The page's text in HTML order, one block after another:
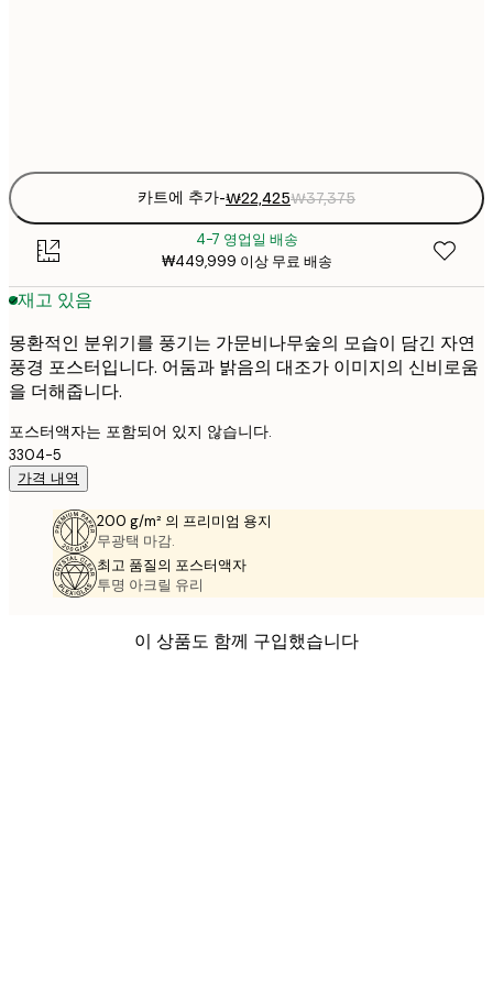
카트에 추가-₩22,425₩37,375
4-7 영업일 배송
₩449,999 이상 무료 배송
재고 있음
몽환적인 분위기를 풍기는 가문비나무숲의 모습이 담긴 자연
풍경 포스터입니다. 어둠과 밝음의 대조가 이미지의 신비로움
을 더해줍니다.
포스터액자는 포함되어 있지 않습니다.
3304-5
가격 내역
200 g/m² 의 프리미엄 용지
무광택 마감.
최고 품질의 포스터액자
투명 아크릴 유리
이 상품도 함께 구입했습니다